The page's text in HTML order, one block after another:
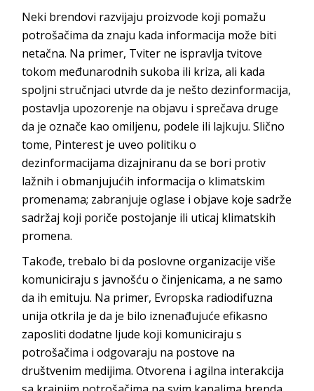
Neki brendovi razvijaju proizvode koji pomažu
potrošačima da znaju kada informacija može biti
netačna. Na primer, Tviter ne ispravlja tvitove
tokom međunarodnih sukoba ili kriza, ali kada
spoljni stručnjaci utvrde da je nešto dezinformacija,
postavlja upozorenje na objavu i sprečava druge
da je označe kao omiljenu, podele ili lajkuju. Slično
tome, Pinterest je uveo politiku o
dezinformacijama dizajniranu da se bori protiv
lažnih i obmanjujućih informacija o klimatskim
promenama; zabranjuje oglase i objave koje sadrže
sadržaj koji poriče postojanje ili uticaj klimatskih
promena.
Takođe, trebalo bi da poslovne organizacije više
komuniciraju s javnošću o činjenicama, a ne samo
da ih emituju. Na primer, Evropska radiodifuzna
unija otkrila je da je bilo iznenađujuće efikasno
zaposliti dodatne ljude koji komuniciraju s
potrošačima i odgovaraju na postove na
društvenim medijima. Otvorena i agilna interakcija